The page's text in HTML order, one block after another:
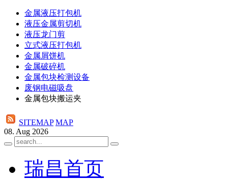
金属液压打包机
液压金属剪切机
液压龙门剪
立式液压打包机
金属屑饼机
金属破碎机
金属包块检测设备
废钢电磁吸盘
金属包块搬运夹
SITEMAP MAP
08. Aug 2026
瑞昌首页